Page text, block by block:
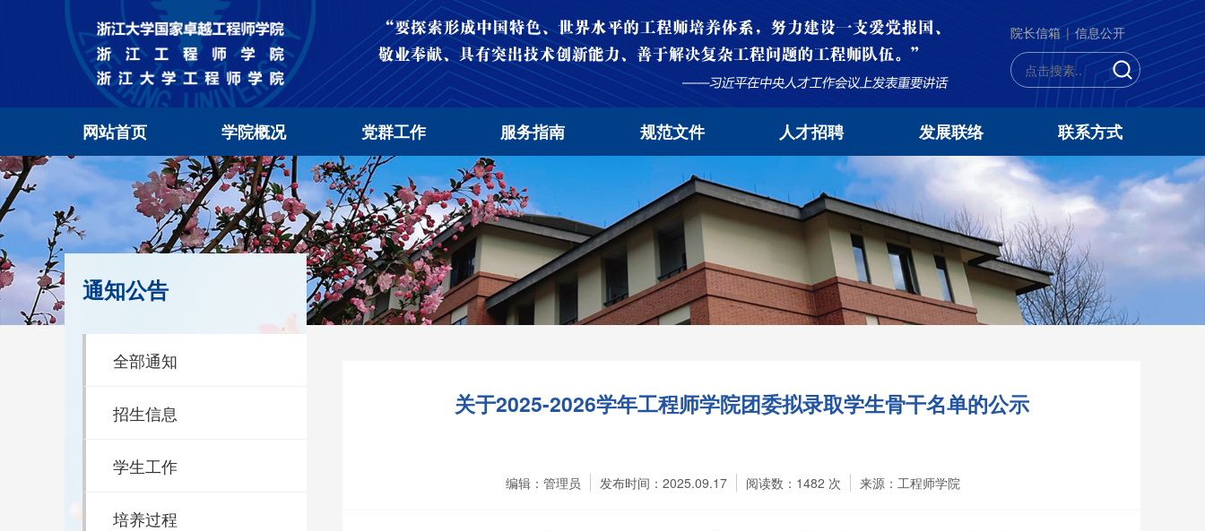
院长信箱|信息公开
网站首页 学院概况 党群工作 服务指南 规范文件 人才招聘 发展联络 联系方式
通知公告
全部通知
招生信息
学生工作
培养过程
关于2025-2026学年工程师学院团委拟录取学生骨干名单的公示
编辑：管理员 发布时间：2025.09.17 阅读数： 1482 次 来源：工程师学院